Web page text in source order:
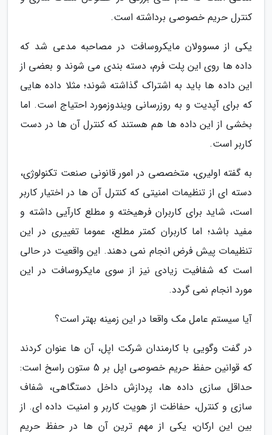
کنترل حریم خصوصی برداشته است.
یکی از مسوولان مایکروسافت در مصاحبه مدعی شد که
داده ها روی این پلت فرم، دسته بندی می شوند و بعضی از
این داده ها باید به اشتراک گذاشته شوند؛ مثلا داده هایی
که برای آپدیت و به روزرسانی ویندوزمورد احتیاج است. اما
بخشی از این داده ها هم هستند که کنترل آن ها در دست
کاربر است.
به گفته اولیری، متخصصی در امور قانونی صنعت تکنولوژی،
دسته ای از تنظیمات امنیتی که کنترل آن ها در اختیار کاربر
است، شاید برای کاربران فرهیخته و مطلع کارآیی داشته و
مفید باشد؛ اما کاربران کمتر مطلع، عموما تغییری در این
تنظیمات پیش فرض انجام نمی دهند. این واقعیت در حالی
است که شفافیت زیادی نیز از سوی مایکروسافت در این
مورد انجام نمی گردد.
آیا سیستم عامل مک واقعا در این زمینه بهتر است؟
در گفت وگویی با کارمندان شرکت اپل، آن ها عنوان کردند
که قوانین حفظ حریم خصوصی اپل بر 5 ستون راسخ است:
حداقل سازی داده ها، پردازش داخل دستگاهی، شفاف
سازی و کنترل، حفاظت از هویت کاربر و امنیت داده ای. از
بین این ارکان، یکی از مهم ترین آن ها در حفظ حریم